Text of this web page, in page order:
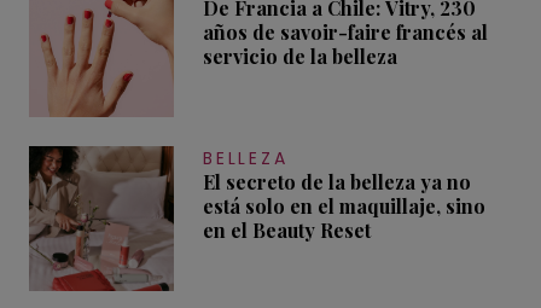
De Francia a Chile: Vitry, 230
años de savoir-faire francés al
servicio de la belleza
BELLEZA
El secreto de la belleza ya no
está solo en el maquillaje, sino
en el Beauty Reset